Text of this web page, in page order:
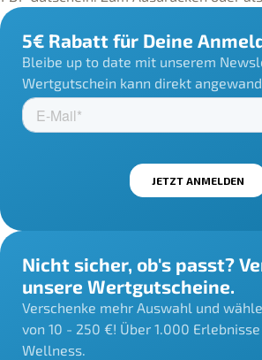
5€ Rabatt für Deine
Bleibe up to date mit unserem
Wertgutschein kann direkt
Nicht sicher, ob's passt?
unsere Wertgutscheine.
Verschenke mehr Auswahl und
von 10 - 250 €! Über 1.000
Wellness.